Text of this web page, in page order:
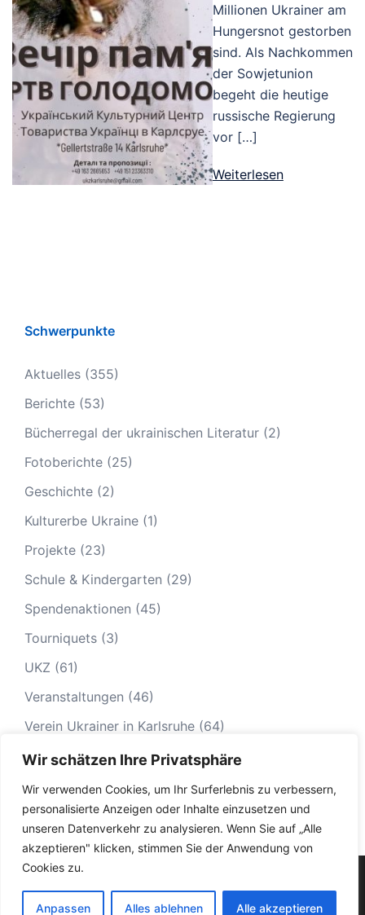
Wir schätzen Ihre Privatsphäre
Wir verwenden Cookies, um Ihr Surferlebnis zu verbessern,
personalisierte Anzeigen oder Inhalte einzusetzen und
unseren Datenverkehr zu analysieren. Wenn Sie auf „Alle
akzeptieren" klicken, stimmen Sie der Anwendung von
Cookies zu.
Anpassen Alles ablehnen Alle akzeptieren
Millionen Ukrainer am
Hungersnot gestorben
sind. Als Nachkommen
der Sowjetunion
begeht die heutige
russische Regierung
vor […]
Weiterlesen
Schwerpunkte
Aktuelles (355)
Berichte (53)
Bücherregal der ukrainischen Literatur (2)
Fotoberichte (25)
Geschichte (2)
Kulturerbe Ukraine (1)
Projekte (23)
Schule & Kindergarten (29)
Spendenaktionen (45)
Tourniquets (3)
UKZ (61)
Veranstaltungen (46)
Verein Ukrainer in Karlsruhe (64)
Datenschutz|Termine - Veranstaltungen